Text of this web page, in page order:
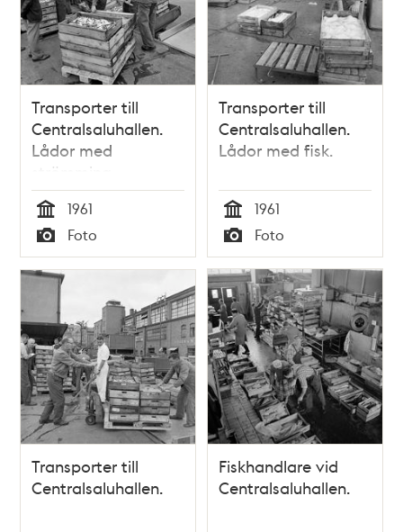
Transporter till
Centralsaluhallen.
Lådor med
strömming.
Tid
1961
Typ
Foto
Transporter till
Centralsaluhallen.
Lådor med fisk.
Tid
1961
Typ
Foto
Transporter till
Centralsaluhallen.
Fiskhandlare vid
Centralsaluhallen.